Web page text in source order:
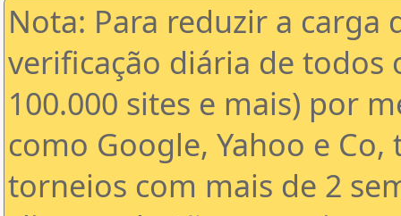
Nota: Para reduzir a carga
verificação diária de todos
100.000 sites e mais) por
como Google, Yahoo e
torneios com mais de 2